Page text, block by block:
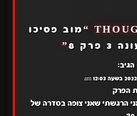
מוב פסיכו
”
הגיב:
הפרק
הרגשתי שאני צופה בסדרה של